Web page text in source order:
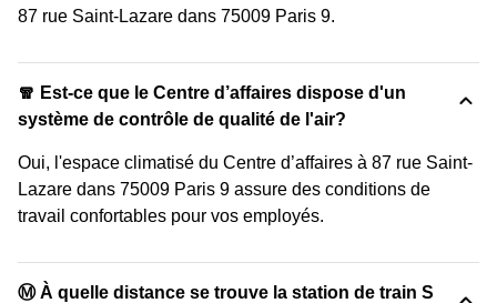
87 rue Saint-Lazare dans 75009 Paris 9.
🧣 Est-ce que le Centre d’affaires dispose d'un
système de contrôle de qualité de l'air?
Oui, l'espace climatisé du Centre d’affaires à 87 rue Saint-
Lazare dans 75009 Paris 9 assure des conditions de
travail confortables pour vos employés.
Ⓜ️ À quelle distance se trouve la station de train S